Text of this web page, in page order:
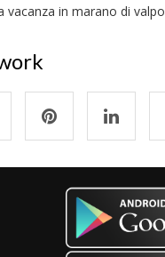
vacanza in marano di